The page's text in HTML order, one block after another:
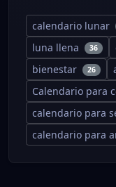
calendario lunar
luna llena 36
bienestar 26
Calendario para
calendario para
calendario para